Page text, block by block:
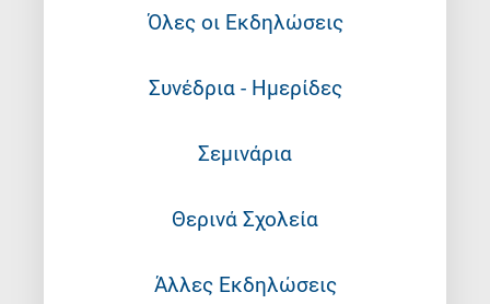
Όλες οι Εκδηλώσεις
Συνέδρια - Ημερίδες
Σεμινάρια
Θερινά Σχολεία
Άλλες Εκδηλώσεις